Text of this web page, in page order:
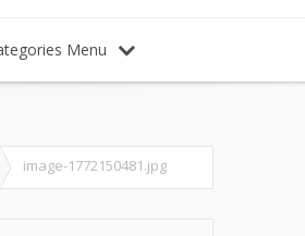
Menu
image-1772150481.jpg